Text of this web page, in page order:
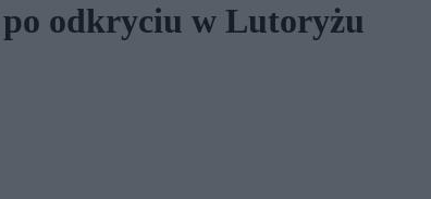
po odkryciu w Lutoryżu